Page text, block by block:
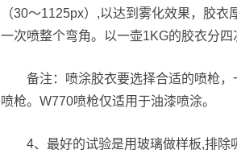
（30～1125px）,以达到雾化效果，胶
一次喷整个弯角。以一壶1KG的胶衣分四
备注：喷涂胶衣要选择合适的喷枪
喷枪。W770喷枪仅适用于油漆喷涂。
4、最好的试验是用玻璃做样板,排除